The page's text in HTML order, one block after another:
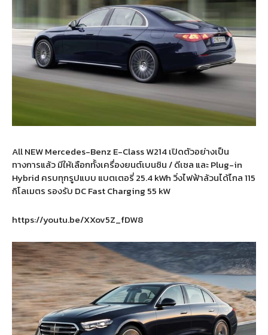
All NEW Mercedes-Benz E-Class W214 เปิดตัวอย่างเป็น
ทางการแล้ว มีให้เลือกทั้งเครื่องยนต์เบนซิน / ดีเซล และ Plug-in
Hybrid ครบทุกรูปแบบ แบตเตอรี่ 25.4 kWh วิ่งไฟฟ้าล้วนได้ไกล 115
กิโลเมตร รองรับ DC Fast Charging 55 kW
https://youtu.be/XXov5Z_fDW8